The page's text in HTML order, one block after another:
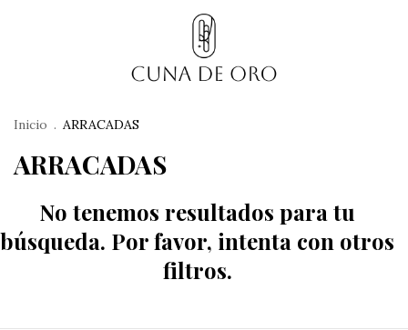
Inicio . ARRACADAS
ARRACADAS
No tenemos resultados para tu
búsqueda. Por favor, intenta con otros
filtros.